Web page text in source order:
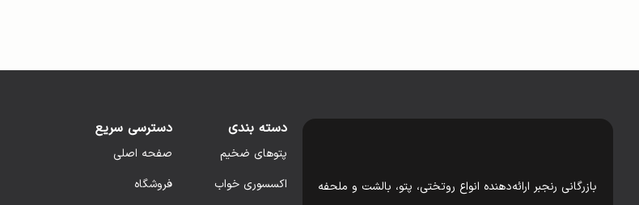
بازرگانی رنجبر ارائه‌دهنده انواع روتختی، پتو، بالشت و ملحفه
دسته بندی
پتوهای ضخیم
اکسسوری خواب
دسترسی سریع
صفحه اصلی
فروشگاه